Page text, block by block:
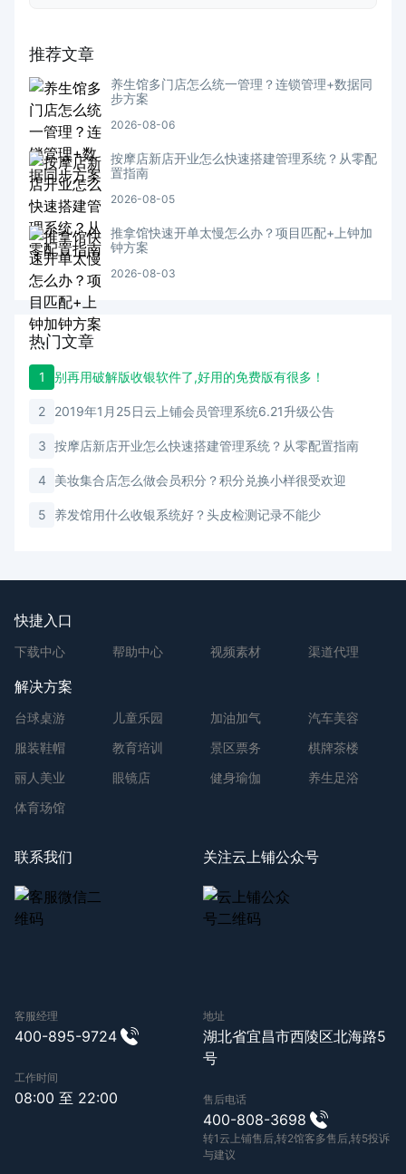
推荐文章
养生馆多门店怎么统一管理？连锁管理+数据同
步方案
2026-08-06
按摩店新店开业怎么快速搭建管理系统？从零配
置指南
2026-08-05
推拿馆快速开单太慢怎么办？项目匹配+上钟加
钟方案
2026-08-03
热门文章
1 别再用破解版收银软件了,好用的免费版有很多！
2 2019年1月25日云上铺会员管理系统6.21升级公告
3 按摩店新店开业怎么快速搭建管理系统？从零配置指南
4 美妆集合店怎么做会员积分？积分兑换小样很受欢迎
5 养发馆用什么收银系统好？头皮检测记录不能少
快捷入口
下载中心 帮助中心 视频素材 渠道代理
解决方案
台球桌游 儿童乐园 加油加气
汽车美容
服装鞋帽
教育培训 景区票务
棋牌茶楼
丽人美业
眼镜店 健身瑜伽
养生足浴
体育场馆
联系我们
客服经理
400-895-9724
工作时间
08:00 至 22:00
关注云上铺公众号
地址
湖北省宜昌市西陵区北海路5
号
售后电话
400-808-3698
转1云上铺售后,转2馆客多售后,转5投诉
与建议